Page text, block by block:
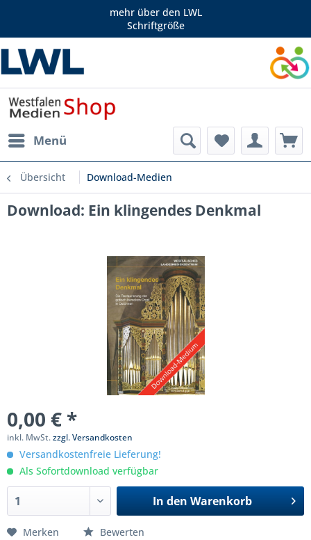
mehr über den LWL
Schriftgröße
Menü
Übersicht Download-Medien
Download: Ein klingendes Denkmal
0,00 € *
inkl. MwSt.zzgl. Versandkosten
Versandkostenfreie Lieferung!
Als Sofortdownload verfügbar
In den Warenkorb
Merken Bewerten